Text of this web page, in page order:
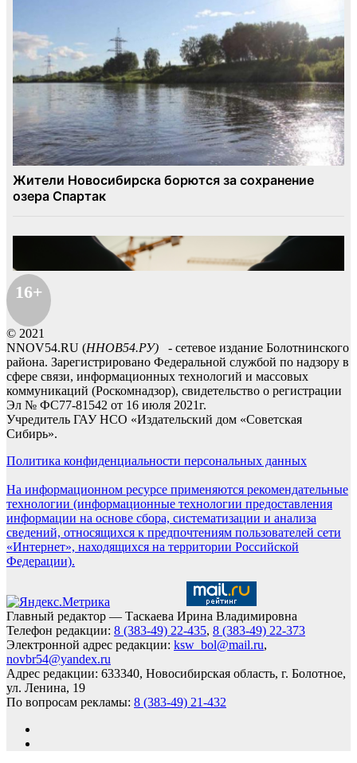
16+
© 2021
NNOV54.RU (ННОВ54.РУ) - сетевое издание Болотнинского
района. Зарегистрировано Федеральной службой по надзору в
сфере связи, информационных технологий и массовых
коммуникаций (Роскомнадзор), свидетельство о регистрации
Эл № ФС77-81542 от 16 июля 2021г.
Учредитель ГАУ НСО «Издательский дом «Советская
Сибирь».
Политика конфиденциальности персональных данных
На информационном ресурсе применяются рекомендательные
технологии (информационные технологии предоставления
информации на основе сбора, систематизации и анализа
сведений, относящихся к предпочтениям пользователей сети
«Интернет», находящихся на территории Российской
Федерации).
Главный редактор — Таскаева Ирина Владимировна
Телефон редакции: 8 (383-49) 22-435, 8 (383-49) 22-373
Электронной адрес редакции: ksw_bol@mail.ru,
novbr54@yandex.ru
Адрес редакции: 633340, Новосибирская область, г. Болотное,
ул. Ленина, 19
По вопросам рекламы: 8 (383-49) 21-432